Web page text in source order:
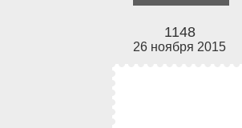
1148
26 ноября 2015